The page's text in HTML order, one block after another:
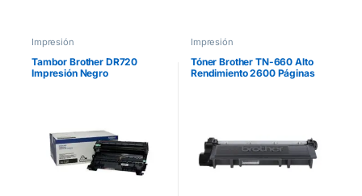
Impresión
Tambor Brother DR720
Impresión Negro
Impresión
Tóner Brother TN-660 Alto
Rendimiento 2600 Páginas